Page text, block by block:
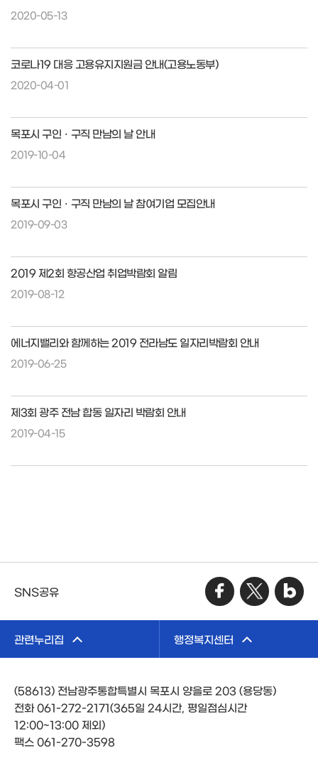
2020-05-13
코로나19 대응 고용유지지원금 안내(고용노동부)
2020-04-01
목포시 구인ㆍ구직 만남의 날 안내
2019-10-04
목포시 구인ㆍ구직 만남의 날 참여기업 모집안내
2019-09-03
2019 제2회 항공산업 취업박람회 알림
2019-08-12
에너지밸리와 함께하는 2019 전라남도 일자리박람회 안내
2019-06-25
제3회 광주 전남 합동 일자리 박람회 안내
2019-04-15
SNS공유
관련누리집 행정복지센터
(58613) 전남광주통합특별시 목포시 양을로 203 (용당동)
전화 061-272-2171(365일 24시간, 평일점심시간
12:00~13:00 제외)
팩스 061-270-3598